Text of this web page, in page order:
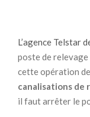
L’agence Telstar
poste de relevage
cette opération
canalisations de
il faut arrêter le